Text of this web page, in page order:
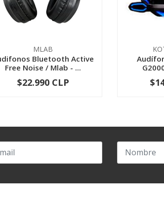
MLAB
Bluetooth Active
Free Noise / Mlab - ...
+
$22.990 CLP